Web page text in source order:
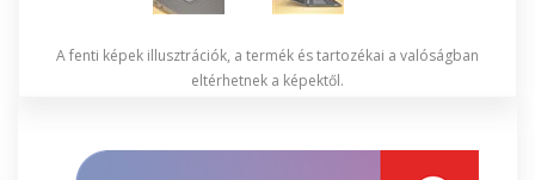
A fenti képek illusztrációk, a termék és tartozékai a valóságban
eltérhetnek a képektől.